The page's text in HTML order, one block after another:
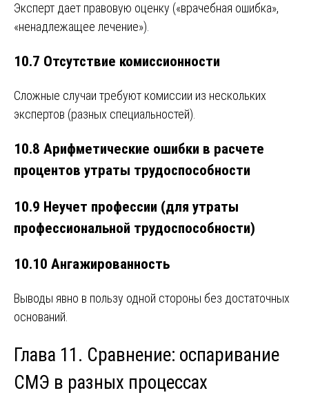
Эксперт дает правовую оценку («врачебная ошибка»,
«ненадлежащее лечение»).
10.7 Отсутствие комиссионности
Сложные случаи требуют комиссии из нескольких
экспертов (разных специальностей).
10.8 Арифметические ошибки в расчете
процентов утраты трудоспособности
10.9 Неучет профессии (для утраты
профессиональной трудоспособности)
10.10 Ангажированность
Выводы явно в пользу одной стороны без достаточных
оснований.
Глава 11. Сравнение: оспаривание
СМЭ в разных процессах